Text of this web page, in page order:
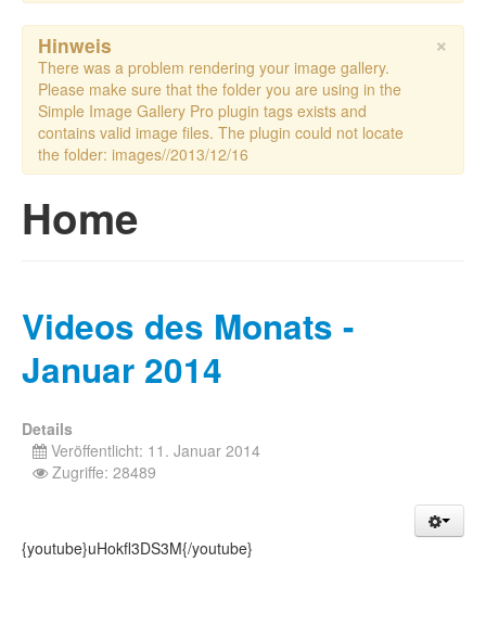
×
Hinweis
There was a problem rendering your image gallery.
Please make sure that the folder you are using in the
Simple Image Gallery Pro plugin tags exists and
contains valid image files. The plugin could not locate
the folder: images//2013/12/16
Home
Videos des Monats -
Januar 2014
Details
Veröffentlicht: 11. Januar 2014
Zugriffe: 28489
{youtube}uHokfl3DS3M{/youtube}